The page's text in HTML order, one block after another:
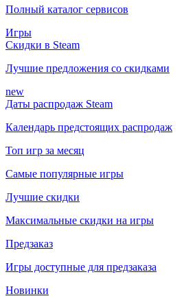
Полный каталог сервисов
Игры
Скидки в Steam
Лучшие предложения со скидками
new
Даты распродаж Steam
Календарь предстоящих распродаж
Топ игр за месяц
Самые популярные игры
Лучшие скидки
Максимальные скидки на игры
Предзаказ
Игры доступные для предзаказа
Новинки